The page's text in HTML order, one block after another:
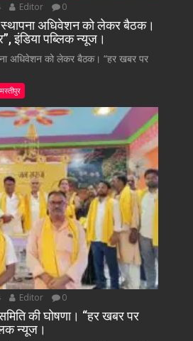
Editor 0
स्थापना अधिवेशन को लेकर बैठक।
इंडिया पब्लिक न्यूज।
अधिवेशन को लेकर बैठक। “हर खबर पर
Editor 0
की घोषणा। “हर खबर पर
न्यूज।